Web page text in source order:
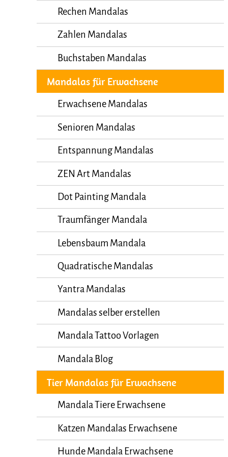
Rechen Mandalas
Zahlen Mandalas
Buchstaben Mandalas
Mandalas für Erwachsene
Erwachsene Mandalas
Senioren Mandalas
Entspannung Mandalas
ZEN Art Mandalas
Dot Painting Mandala
Traumfänger Mandala
Lebensbaum Mandala
Quadratische Mandalas
Yantra Mandalas
Mandalas selber erstellen
Mandala Tattoo Vorlagen
Mandala Blog
Tier Mandalas für Erwachsene
Mandala Tiere Erwachsene
Katzen Mandalas Erwachsene
Hunde Mandala Erwachsene